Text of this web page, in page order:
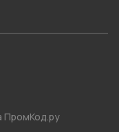
ПромКод.ру